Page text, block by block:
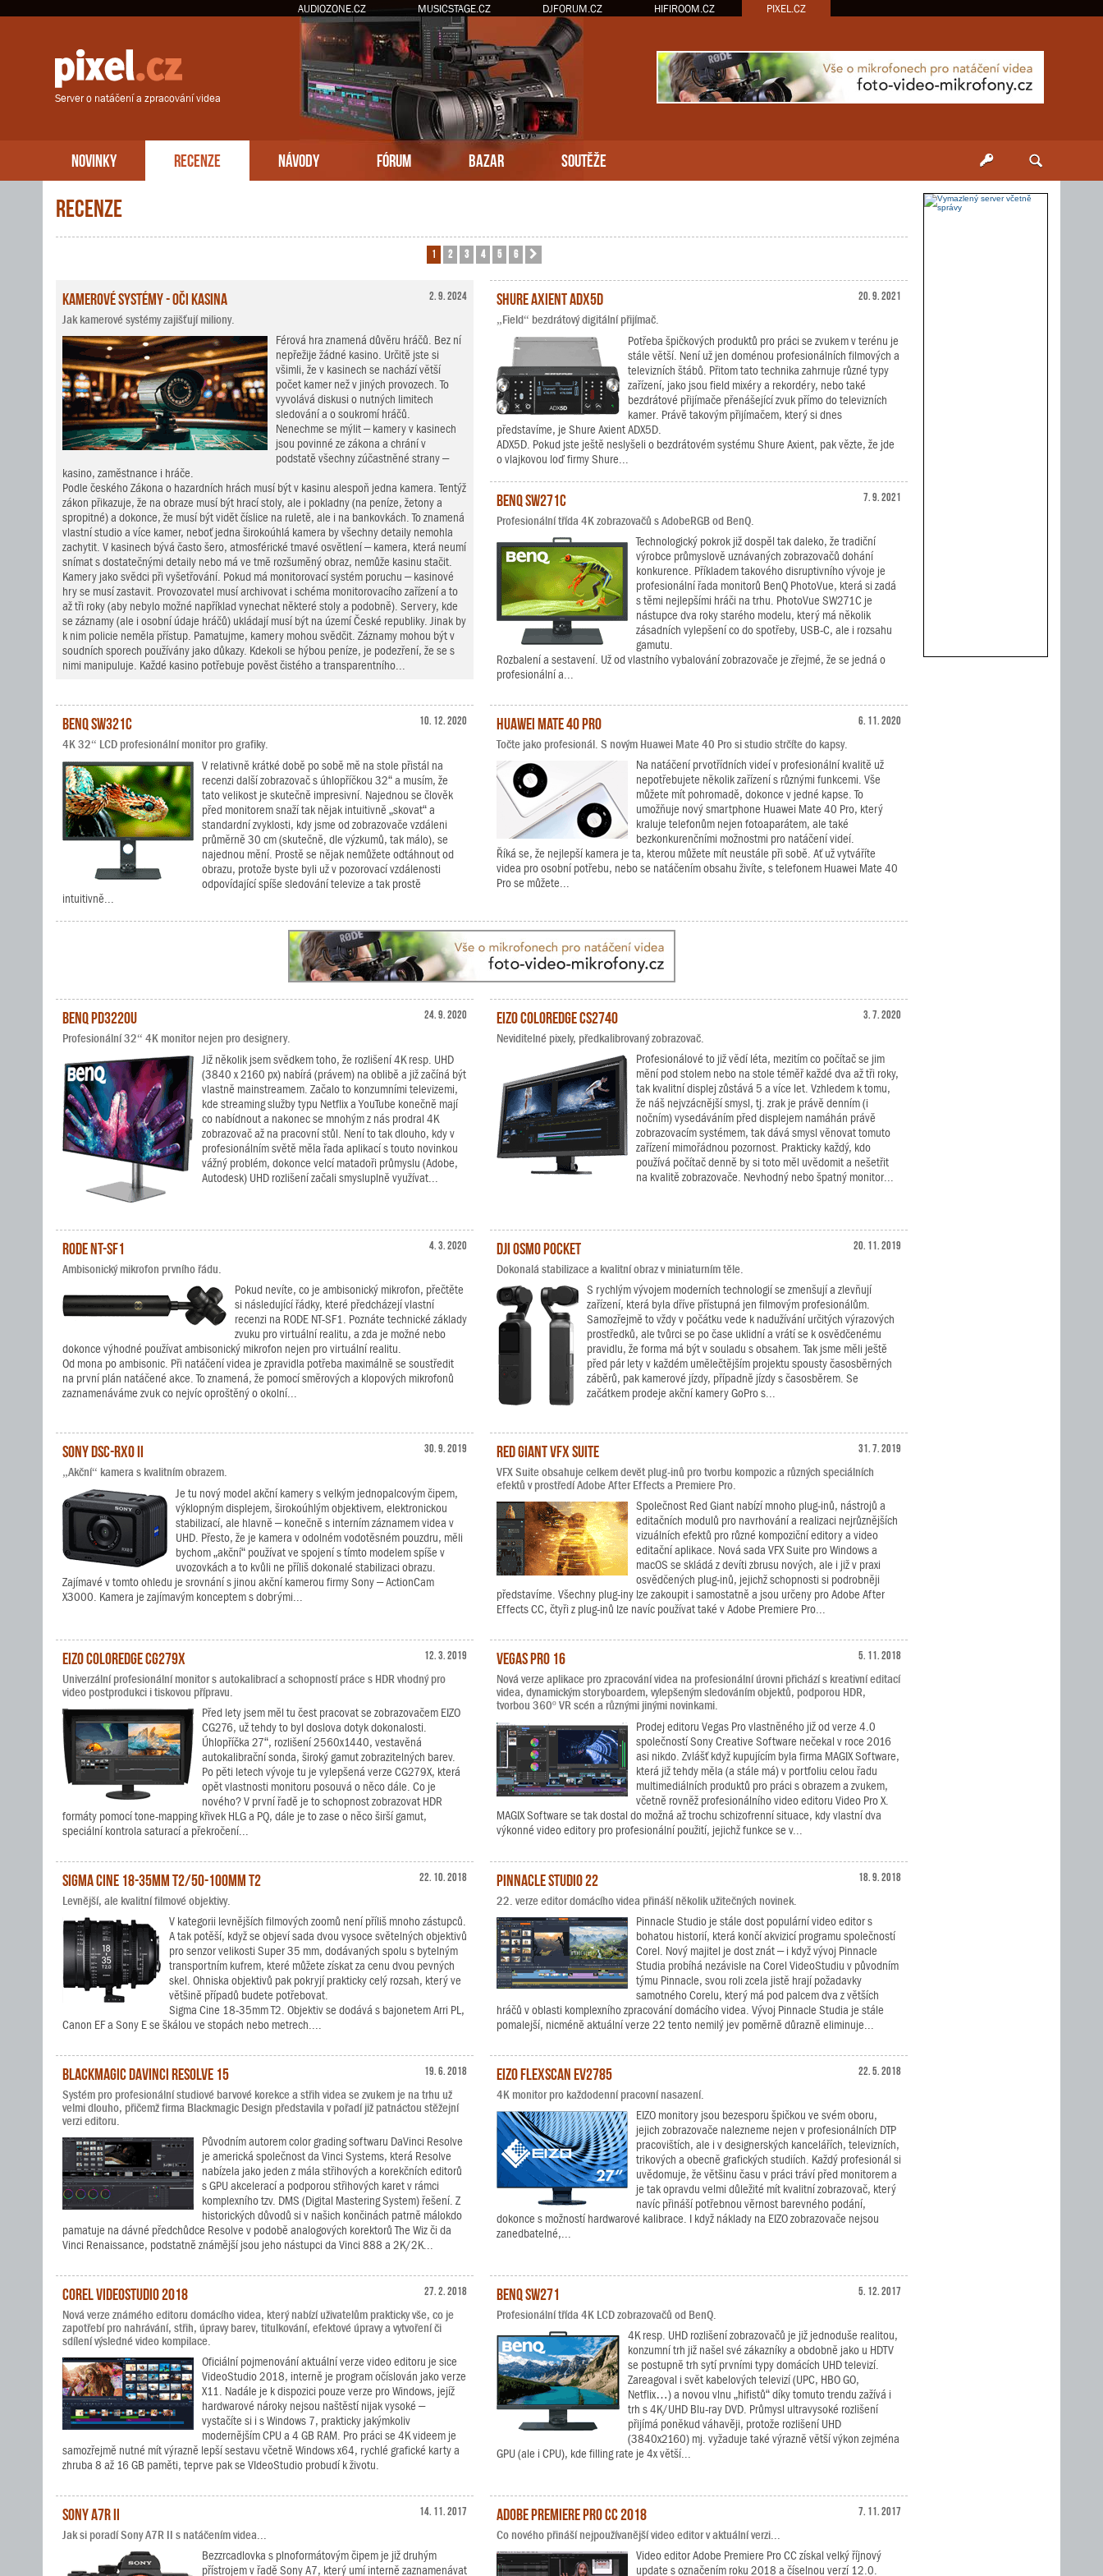
AUDIOZONE.CZ MUSICSTAGE.CZ DJFORUM.CZ HIFIROOM.CZ PIXEL.CZ
Server o natáčení a zpracování videa
NOVINKY RECENZE NÁVODY FÓRUM BAZAR SOUTĚŽE
Recenze
1 2 3 4 5 6
2. 9. 2024
Kamerové systémy - oči kasina
Jak kamerové systémy zajišťují miliony.
Férová hra znamená důvěru hráčů. Bez ní
nepřežije žádné kasino. Určitě jste si
všimli, že v kasinech se nachází větší
počet kamer než v jiných provozech. To
vyvolává diskusi o nutných limitech
sledování a o soukromí hráčů.
Nenechme se mýlit – kamery v kasinech
jsou povinné ze zákona a chrání v
podstatě všechny zúčastněné strany –
kasino, zaměstnance i hráče.
Podle českého Zákona o hazardních hrách musí být v kasinu alespoň jedna kamera. Tentýž
zákon přikazuje, že na obraze musí být hrací stoly, ale i pokladny (na peníze, žetony a
spropitné) a dokonce, že musí být vidět číslice na ruletě, ale i na bankovkách. To znamená
vlastní studio a více kamer, neboť jedna širokoúhlá kamera by všechny detaily nemohla
zachytit. V kasinech bývá často šero, atmosférické tmavé osvětlení – kamera, která neumí
snímat s dostatečnými detaily nebo má ve tmě rozšuměný obraz, nemůže kasinu stačit.
Kamery jako svědci při vyšetřování. Pokud má monitorovací systém poruchu – kasinové
hry se musí zastavit. Provozovatel musí archivovat i schéma monitorovacího zařízení a to
až tři roky (aby nebylo možné například vynechat některé stoly a podobně). Servery, kde
se záznamy (ale i osobní údaje hráčů) ukládají musí být na území České republiky. Jinak by
k nim policie neměla přístup. Pamatujme, kamery mohou svědčit. Záznamy mohou být v
soudních sporech používány jako důkazy. Kdekoli se hýbou peníze, je podezření, že se s
nimi manipuluje. Každé kasino potřebuje pověst čistého a transparentního...
20. 9. 2021
Shure Axient ADX5D
„Field“ bezdrátový digitální přijímač.
Potřeba špičkových produktů pro práci se zvukem v terénu je
stále větší. Není už jen doménou profesionálních filmových a
televizních štábů. Přitom tato technika zahrnuje různé typy
zařízení, jako jsou field mixéry a rekordéry, nebo také
bezdrátové přijímače přenášející zvuk přímo do televizních
kamer. Právě takovým přijímačem, který si dnes
představíme, je Shure Axient ADX5D.
ADX5D. Pokud jste ještě neslyšeli o bezdrátovém systému Shure Axient, pak vězte, že jde
o vlajkovou loď firmy Shure...
7. 9. 2021
BenQ SW271C
Profesionální třída 4K zobrazovačů s AdobeRGB od BenQ.
Technologický pokrok již dospěl tak daleko, že tradiční
výrobce průmyslově uznávaných zobrazovačů dohání
konkurence. Příkladem takového disruptivního vývoje je
profesionální řada monitorů BenQ PhotoVue, která si zadá
s těmi nejlepšími hráči na trhu. PhotoVue SW271C je
nástupce dva roky starého modelu, který má několik
zásadních vylepšení co do spotřeby, USB-C, ale i rozsahu
gamutu.
Rozbalení a sestavení. Už od vlastního vybalování zobrazovače je zřejmé, že se jedná o
profesionální a...
10. 12. 2020
BenQ SW321C
4K 32“ LCD profesionální monitor pro grafiky.
V relativně krátké době po sobě mě na stole přistál na
recenzi další zobrazovač s úhlopříčkou 32“ a musím, že
tato velikost je skutečně impresivní. Najednou se člověk
před monitorem snaží tak nějak intuitivně „skovat“ a
standardní zvyklosti, kdy jsme od zobrazovače vzdáleni
průměrně 30 cm (skutečně, dle výzkumů, tak málo), se
najednou mění. Prostě se nějak nemůžete odtáhnout od
obrazu, protože byste byli už v pozorovací vzdálenosti
odpovídající spíše sledování televize a tak prostě
intuitivně...
6. 11. 2020
Huawei Mate 40 Pro
Točte jako profesionál. S novým Huawei Mate 40 Pro si studio strčíte do kapsy.
Na natáčení prvotřídních videí v profesionální kvalitě už
nepotřebujete několik zařízení s různými funkcemi. Vše
můžete mít pohromadě, dokonce v jedné kapse. To
umožňuje nový smartphone Huawei Mate 40 Pro, který
kraluje telefonům nejen fotoaparátem, ale také
bezkonkurenčními možnostmi pro natáčení videí.
Říká se, že nejlepší kamera je ta, kterou můžete mít neustále při sobě. Ať už vytváříte
videa pro osobní potřebu, nebo se natáčením obsahu živíte, s telefonem Huawei Mate 40
Pro se můžete...
24. 9. 2020
BenQ PD3220U
Profesionální 32“ 4K monitor nejen pro designery.
Již několik jsem svědkem toho, že rozlišení 4K resp. UHD
(3840 x 2160 px) nabírá (právem) na oblibě a již začíná být
vlastně mainstreamem. Začalo to konzumními televizemi,
kde streaming služby typu Netflix a YouTube konečně mají
co nabídnout a nakonec se mnohým z nás prodral 4K
zobrazovač až na pracovní stůl. Není to tak dlouho, kdy v
profesionálním světě měla řada aplikací s touto novinkou
vážný problém, dokonce velcí matadoři průmyslu (Adobe,
Autodesk) UHD rozlišení začali smysluplně využívat...
3. 7. 2020
EIZO ColorEdge CS2740
Neviditelné pixely, předkalibrovaný zobrazovač.
Profesionálové to již vědí léta, mezitím co počítač se jim
mění pod stolem nebo na stole téměř každé dva až tři roky,
tak kvalitní displej zůstává 5 a více let. Vzhledem k tomu,
že náš nejvzácnější smysl, tj. zrak je právě denním (i
nočním) vysedáváním před displejem namáhán právě
zobrazovacím systémem, tak dává smysl věnovat tomuto
zařízení mimořádnou pozornost. Prakticky každý, kdo
používá počítač denně by si toto měl uvědomit a nešetřit
na kvalitě zobrazovače. Nevhodný nebo špatný monitor...
4. 3. 2020
RODE NT-SF1
Ambisonický mikrofon prvního řádu.
Pokud nevíte, co je ambisonický mikrofon, přečtěte
si následující řádky, které předcházejí vlastní
recenzi na RODE NT-SF1. Poznáte technické základy
zvuku pro virtuální realitu, a zda je možné nebo
dokonce výhodné používat ambisonický mikrofon nejen pro virtuální realitu.
Od mona po ambisonic. Při natáčení videa je zpravidla potřeba maximálně se soustředit
na první plán natáčené akce. To znamená, že pomocí směrových a klopových mikrofonů
zaznamenáváme zvuk co nejvíc oproštěný o okolní...
20. 11. 2019
DJI Osmo Pocket
Dokonalá stabilizace a kvalitní obraz v miniaturním těle.
S rychlým vývojem moderních technologií se zmenšují a zlevňují
zařízení, která byla dříve přístupná jen filmovým profesionálům.
Samozřejmě to vždy v počátku vede k nadužívání určitých výrazových
prostředků, ale tvůrci se po čase uklidní a vrátí se k osvědčenému
pravidlu, že forma má být v souladu s obsahem. Tak jsme měli ještě
před pár lety v každém umělečtějším projektu spousty časosběrných
záběrů, pak kamerové jízdy, případně jízdy s časosběrem. Se
začátkem prodeje akční kamery GoPro s...
30. 9. 2019
Sony DSC-RX0 II
„Akční“ kamera s kvalitním obrazem.
Je tu nový model akční kamery s velkým jednopalcovým čipem,
výklopným displejem, širokoúhlým objektivem, elektronickou
stabilizací, ale hlavně – konečně s interním záznamem videa v
UHD. Přesto, že je kamera v odolném vodotěsném pouzdru, měli
bychom „akční“ používat ve spojení s tímto modelem spíše v
uvozovkách a to kvůli ne příliš dokonalé stabilizaci obrazu.
Zajímavé v tomto ohledu je srovnání s jinou akční kamerou firmy Sony – ActionCam
X3000. Kamera je zajímavým konceptem s dobrými...
31. 7. 2019
Red Giant VFX Suite
VFX Suite obsahuje celkem devět plug-inů pro tvorbu kompozic a různých speciálních
efektů v prostředí Adobe After Effects a Premiere Pro.
Společnost Red Giant nabízí mnoho plug-inů, nástrojů a
editačních modulů pro navrhování a realizaci nejrůznějších
vizuálních efektů pro různé kompoziční editory a video
editační aplikace. Nová sada VFX Suite pro Windows a
macOS se skládá z devíti zbrusu nových, ale i již v praxi
osvědčených plug-inů, jejichž schopnosti si podrobněji
představíme. Všechny plug-iny lze zakoupit i samostatně a jsou určeny pro Adobe After
Effects CC, čtyři z plug-inů lze navíc používat také v Adobe Premiere Pro...
12. 3. 2019
EIZO ColorEdge CG279X
Univerzální profesionální monitor s autokalibrací a schopností práce s HDR vhodný pro
video postprodukci i tiskovou přípravu.
Před lety jsem měl tu čest pracovat se zobrazovačem EIZO
CG276, už tehdy to byl doslova dotyk dokonalosti.
Úhlopříčka 27“, rozlišení 2560x1440, vestavěná
autokalibrační sonda, široký gamut zobrazitelných barev.
Po pěti letech vývoje tu je vylepšená verze CG279X, která
opět vlastnosti monitoru posouvá o něco dále. Co je
nového? V první řadě je to schopnost zobrazovat HDR
formáty pomocí tone-mapping křivek HLG a PQ, dále je to zase o něco širší gamut,
speciální kontrola saturací a překročení...
5. 11. 2018
Vegas Pro 16
Nová verze aplikace pro zpracování videa na profesionální úrovni přichází s kreativní editací
videa, dynamickým storyboardem, vylepšeným sledováním objektů, podporou HDR,
tvorbou 360º VR scén a různými jinými novinkami.
Prodej editoru Vegas Pro vlastněného již od verze 4.0
společností Sony Creative Software nečekal v roce 2016
asi nikdo. Zvlášť když kupujícím byla firma MAGIX Software,
která již tehdy měla (a stále má) v portfoliu celou řadu
multimediálních produktů pro práci s obrazem a zvukem,
včetně rovněž profesionálního video editoru Video Pro X.
MAGIX Software se tak dostal do možná až trochu schizofrenní situace, kdy vlastní dva
výkonné video editory pro profesionální použití, jejichž funkce se v...
22. 10. 2018
Sigma Cine 18-35mm T2/50-100mm T2
Levnější, ale kvalitní filmové objektivy.
V kategorii levnějších filmových zoomů není příliš mnoho zástupců.
A tak potěší, když se objeví sada dvou vysoce světelných objektivů
pro senzor velikosti Super 35 mm, dodávaných spolu s bytelným
transportním kufrem, které můžete získat za cenu dvou pevných
skel. Ohniska objektivů pak pokryjí prakticky celý rozsah, který ve
většině případů budete potřebovat.
Sigma Cine 18-35mm T2. Objektiv se dodává s bajonetem Arri PL,
Canon EF a Sony E se škálou ve stopách nebo metrech....
18. 9. 2018
Pinnacle Studio 22
22. verze editor domácího videa přináší několik užitečných novinek.
Pinnacle Studio je stále dost populární video editor s
bohatou historií, která končí akvizicí programu společností
Corel. Nový majitel je dost znát – i když vývoj Pinnacle
Studia probíhá nezávisle na Corel VideoStudiu v původním
týmu Pinnacle, svou roli zcela jistě hrají požadavky
samotného Corelu, který má pod palcem dva z větších
hráčů v oblasti komplexního zpracování domácího videa. Vývoj Pinnacle Studia je stále
pomalejší, nicméně aktuální verze 22 tento nemilý jev poměrně důrazně eliminuje...
19. 6. 2018
Blackmagic DaVinci Resolve 15
Systém pro profesionální studiové barvové korekce a střih videa se zvukem je na trhu už
velmi dlouho, přičemž firma Blackmagic Design představila v pořadí již patnáctou stěžejní
verzi editoru.
Původním autorem color grading softwaru DaVinci Resolve
je americká společnost da Vinci Systems, která Resolve
nabízela jako jeden z mála střihových a korekčních editorů
s GPU akcelerací a podporou střihových karet v rámci
komplexního tzv. DMS (Digital Mastering System) řešení. Z
historických důvodů si v našich končinách patrně málokdo
pamatuje na dávné předchůdce Resolve v podobě analogových korektorů The Wiz či da
Vinci Renaissance, podstatně známější jsou jeho nástupci da Vinci 888 a 2K/2K...
22. 5. 2018
EIZO FlexScan EV2785
4K monitor pro každodenní pracovní nasazení.
EIZO monitory jsou bezesporu špičkou ve svém oboru,
jejich zobrazovače nalezneme nejen v profesionálních DTP
pracovištích, ale i v designerských kancelářích, televizních,
trikových a obecně grafických studiích. Každý profesionál si
uvědomuje, že většinu času v práci tráví před monitorem a
je tak opravdu velmi důležité mít kvalitní zobrazovač, který
navíc přináší potřebnou věrnost barevného podání,
dokonce s možností hardwarové kalibrace. I když náklady na EIZO zobrazovače nejsou
zanedbatelné,...
27. 2. 2018
Corel VideoStudio 2018
Nová verze známého editoru domácího videa, který nabízí uživatelům prakticky vše, co je
zapotřebí pro nahrávání, střih, úpravy barev, titulkování, efektové úpravy a vytvoření či
sdílení výsledné video kompilace.
Oficiální pojmenování aktuální verze video editoru je sice
VideoStudio 2018, interně je program očíslován jako verze
X11. Nadále je k dispozici pouze verze pro Windows, jejíž
hardwarové nároky nejsou naštěstí nijak vysoké –
vystačíte si i s Windows 7, prakticky jakýmkoliv
modernějším CPU a 4 GB RAM. Pro práci se 4K videem je
samozřejmě nutné mít výrazně lepší sestavu včetně Windows x64, rychlé grafické karty a
zhruba 8 až 16 GB paměti, teprve pak se VIdeoStudio probudí k životu.
5. 12. 2017
BenQ SW271
Profesionální třída 4K LCD zobrazovačů od BenQ.
4K resp. UHD rozlišení zobrazovačů je již jednoduše realitou,
konzumní trh již našel své zákazníky a obdobně jako u HDTV
se postupně trh sytí prvními typy domácích UHD televizí.
Zareagoval i svět kabelových televizí (UPC, HBO GO,
Netflix…) a novou vlnu „hifistů“ díky tomuto trendu zažívá i
trh s 4K/UHD Blu-ray DVD. Průmysl ultravysoké rozlišení
přijímá poněkud váhavěji, protože rozlišení UHD
(3840x2160) mj. vyžaduje také výrazně větší výkon zejména
GPU (ale i CPU), kde filling rate je 4x větší...
14. 11. 2017
Sony A7R II
Jak si poradí Sony A7R II s natáčením videa...
Bezzrcadlovka s plnoformátovým čipem je již druhým
přístrojem v řadě Sony A7, který umí interně zaznamenávat
7. 11. 2017
Adobe Premiere Pro CC 2018
Co nového přináší nejpoužívanější video editor v aktuální verzi...
Video editor Adobe Premiere Pro CC získal velký říjnový
update s označením roku 2018 a číselnou verzí 12.0.